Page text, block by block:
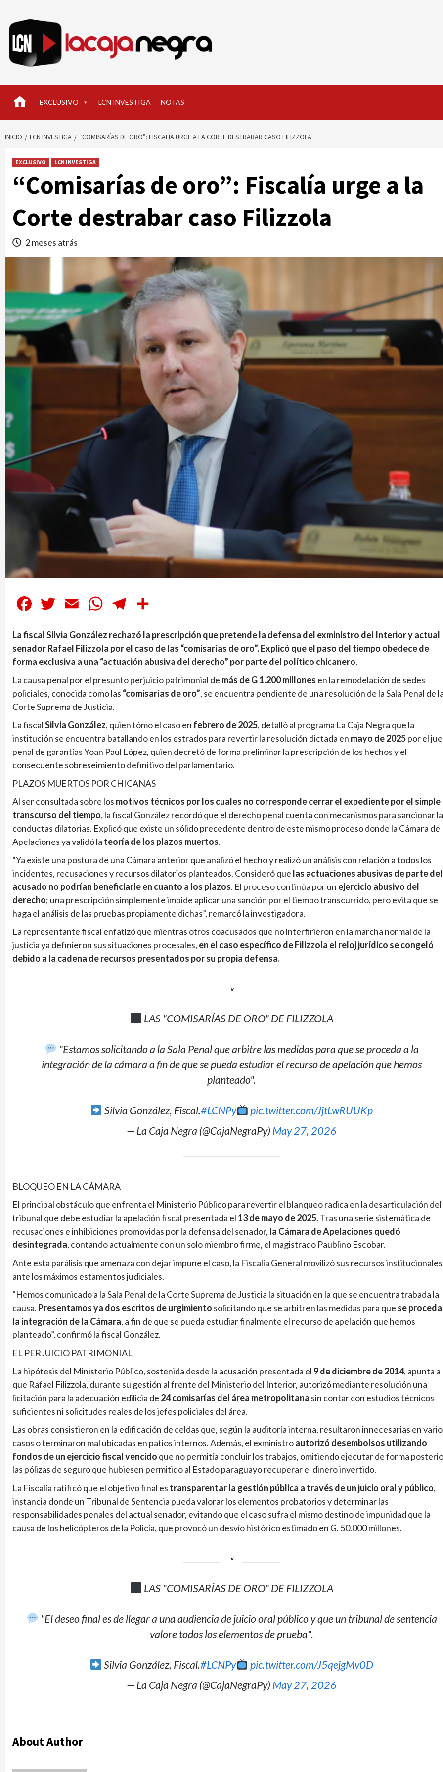
contenido
EXCLUSIVO LCN INVESTIGA NOTAS
INICIO LCN INVESTIGA “COMISARÍAS DE ORO”: FISCALÍA URGE A LA CORTE DESTRABAR CASO FILIZZOLA
EXCLUSIVO LCN INVESTIGA
“Comisarías de oro”: Fiscalía urge a la
Corte destrabar caso Filizzola
2 meses atrás
FacebookTwitter Email WhatsAppTelegram
La fiscal Silvia González rechazó la prescripción que pretende la defensa del exministro del Interior y actual
senador Rafael Filizzola por el caso de las “comisarías de oro”. Explicó que el paso del tiempo obedece de
forma exclusiva a una “actuación abusiva del derecho” por parte del político chicanero.
La causa penal por el presunto perjuicio patrimonial de más de G 1.200 millones en la remodelación de sedes
policiales, conocida como las “comisarías de oro”, se encuentra pendiente de una resolución de la Sala Penal de
Corte Suprema de Justicia.
La fiscalSilvia González, quien tómo el caso en febrero de 2025, detalló al programa La Caja Negra que la
institución se encuentra batallando en los estrados para revertir la resolución dictada en mayo de 2025por el
penal de garantías Yoan Paul López, quien decretó de forma preliminar la prescripción de los hechos y el
consecuente sobreseimiento definitivo del parlamentario.
PLAZOS MUERTOS POR CHICANAS
Al ser consultada sobre los motivos técnicos por los cuales no corresponde cerrar el expediente por el simple
transcurso del tiempo, la fiscal González recordó que el derecho penal cuenta con mecanismos para sancionar
conductas dilatorias. Explicó que existe un sólido precedente dentro de este mismo proceso donde la Cámara de
Apelaciones ya validó la teoría de los plazos muertos.
“Ya existe una postura de una Cámara anterior que analizó el hecho y realizó un análisis con relación a todos los
incidentes, recusaciones y recursos dilatorios planteados. Consideró que las actuaciones abusivas de parte del
acusado no podrían beneficiarle en cuanto a los plazos. El proceso continúa por un ejercicio abusivo del
derecho; una prescripción simplemente impide aplicar una sanción por el tiempo transcurrido, pero evita que se
haga el análisis de las pruebas propiamente dichas”, remarcó la investigadora.
La representante fiscal enfatizó que mientras otros coacusados que no interfirieron en la marcha normal de la
justicia ya definieron sus situaciones procesales, en el caso específico de Filizzola el reloj jurídico se congeló
debido a la cadena de recursos presentados por su propia defensa.
LAS "COMISARÍAS DE ORO" DE FILIZZOLA
"Estamos solicitando a la Sala Penal que arbitre las medidas para que se proceda a la
integración de la cámara a fin de que se pueda estudiar el recurso de apelación que hemos
planteado".
Silvia González, Fiscal.#LCNPy
pic.twitter.com/JjtLwRUUKp
— La Caja Negra (@CajaNegraPy) May 27, 2026
BLOQUEO EN LA CÁMARA
El principal obstáculo que enfrenta el Ministerio Público para revertir el blanqueo radica en la desarticulación del
tribunal que debe estudiar la apelación fiscal presentada el 13 de mayo de 2025. Tras una serie sistemática de
recusaciones e inhibiciones promovidas por la defensa del senador, la Cámara de Apelaciones quedó
desintegrada, contando actualmente con un solo miembro firme, el magistrado Paublino Escobar.
Ante esta parálisis que amenaza con dejar impune el caso, la Fiscalía General movilizó sus recursos institucionales
ante los máximos estamentos judiciales.
“Hemos comunicado a la Sala Penal de la Corte Suprema de Justicia la situación en la que se encuentra trabada la
causa. Presentamos ya dos escritos de urgimiento solicitando que se arbitren las medidas para que se
la integración de la Cámara, a fin de que se pueda estudiar finalmente el recurso de apelación que hemos
planteado”, confirmó la fiscal González.
EL PERJUICIO PATRIMONIAL
La hipótesis del Ministerio Público, sostenida desde la acusación presentada el 9 de diciembre de 2014, apunta a
que Rafael Filizzola, durante su gestión al frente del Ministerio del Interior, autorizó mediante resolución una
licitación para la adecuación edilicia de 24 comisarías del área metropolitana sin contar con estudios técnicos
suficientes ni solicitudes reales de los jefes policiales del área.
Las obras consistieron en la edificación de celdas que, según la auditoría interna, resultaron innecesarias en
casos o terminaron mal ubicadas en patios internos. Además, el exministroautorizó desembolsos utilizando
fondos de un ejercicio fiscal vencido que no permitía concluir los trabajos, omitiendo ejecutar de forma
las pólizas de seguro que hubiesen permitido al Estado paraguayo recuperar el dinero invertido.
La Fiscalía ratificó que el objetivo final es transparentar la gestión pública a través de un juicio oral y público,
instancia donde un Tribunal de Sentencia pueda valorar los elementos probatorios y determinar las
responsabilidades penales del actual senador, evitando que el caso sufra el mismo destino de impunidad que la
causa de los helicópteros de la Policía, que provocó un desvío histórico estimado en G. 50.000 millones.
LAS "COMISARÍAS DE ORO" DE FILIZZOLA
"El deseo final es de llegar a una audiencia de juicio oral público y que un tribunal de sentencia
valore todos los elementos de prueba".
Silvia González, Fiscal.#LCNPy
pic.twitter.com/J5qejgMv0D
— La Caja Negra (@CajaNegraPy) May 27, 2026
About Author